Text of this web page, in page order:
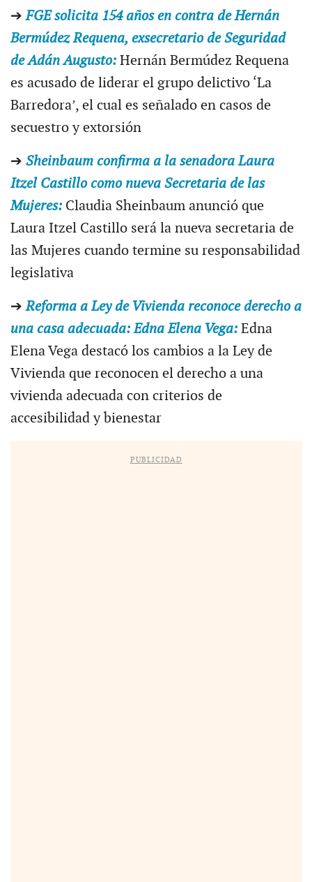
➔ FGE solicita 154 años en contra de Hernán
Bermúdez Requena, exsecretario de Seguridad
de Adán Augusto:Hernán Bermúdez Requena
es acusado de liderar el grupo delictivo ‘La
Barredora’, el cual es señalado en casos de
secuestro y extorsión
➔ Sheinbaum confirma a la senadora Laura
Itzel Castillo como nueva Secretaria de las
Mujeres: Claudia Sheinbaum anunció que
Laura Itzel Castillo será la nueva secretaria de
las Mujeres cuando termine su responsabilidad
legislativa
➔Reforma a Ley de Vivienda reconoce derecho a
una casa adecuada: Edna Elena Vega:Edna
Elena Vega destacó los cambios a la Ley de
Vivienda que reconocen el derecho a una
vivienda adecuada con criterios de
accesibilidad y bienestar
PUBLICIDAD